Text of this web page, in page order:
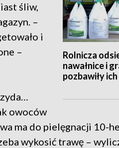
Rolnicza
nawałnice i
pozbawiły
śliw,
–
i
–
owoców
ma do pielęgnacji 10-
wykosić trawę –